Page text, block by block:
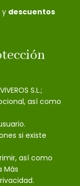
y descuentos
S.L.;
así como
si existe
así como
Más